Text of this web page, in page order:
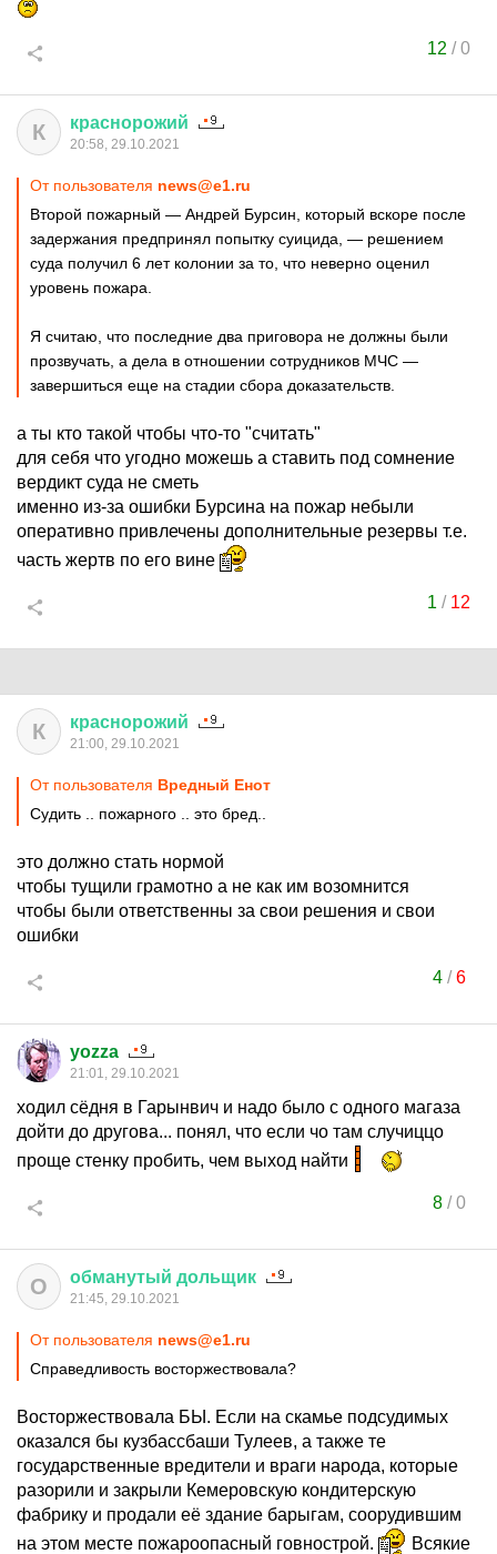
12 /0
К краснорожий
20:58, 29.10.2021
От пользователя news@e1.ru
Второй пожарный — Андрей Бурсин, который вскоре после
задержания предпринял попытку суицида, — решением
суда получил 6 лет колонии за то, что неверно оценил
уровень пожара.
Я считаю, что последние два приговора не должны были
прозвучать, а дела в отношении сотрудников МЧС —
завершиться еще на стадии сбора доказательств.
а ты кто такой чтобы что-то "считать"
для себя что угодно можешь а ставить под сомнение
вердикт суда не сметь
именно из-за ошибки Бурсина на пожар небыли
оперативно привлечены дополнительные резервы т.е.
часть жертв по его вине
1 / 12
К краснорожий
21:00, 29.10.2021
От пользователя Вредный Енот
Судить .. пожарного .. это бред..
это должно стать нормой
чтобы тущили грамотно а не как им возомнится
чтобы были ответственны за свои решения и свои
ошибки
4/6
yozza
21:01, 29.10.2021
ходил сёдня в Гарынвич и надо было с одного магаза
дойти до другова... понял, что если чо там случиццо
проще стенку пробить, чем выход найти
8/0
О обманутый дольщик
21:45, 29.10.2021
От пользователя news@e1.ru
Справедливость восторжествовала?
Восторжествовала БЫ. Если на скамье подсудимых
оказался бы кузбассбаши Тулеев, а также те
государственные вредители и враги народа, которые
разорили и закрыли Кемеровскую кондитерскую
фабрику и продали её здание барыгам, соорудившим
на этом месте пожароопасный говнострой.
Всякие